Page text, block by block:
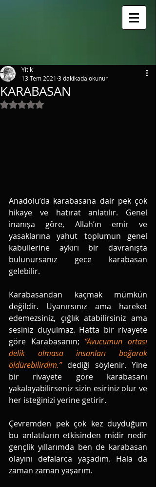
KARABASAN
Yitik
13 Tem 2021 3 dakikada okunur
5 üzerinden NaN yıldız
Anadolu’da karabasana dair pek çok
hikaye ve hatırat anlatılır. Genel
inanışa göre, Allah’ın emir ve
yasaklarına yahut toplumun genel
kabullerine aykırı bir davranışta
bulunursanız gece karabasan
gelebilir.
Karabasandan kaçmak mümkün
değildir. Uyanırsınız ama hareket
edemezsiniz, çığlık atabilirsiniz ama
sesiniz duyulmaz. Hatta bir rivayete
göre Karabasanın; “Avucumun ortası
delik olmasa insanları boğarak
öldürebilirdim.” dediği söylenir. Yine
bir rivayete göre karabasanı
yakalayabilirseniz sizin esiriniz olur ve
her isteğinizi yerine getirir.
Çevremden pek çok kez duyduğum
bu anlatıların etkisinden midir nedir
gençlik yıllarımda ben de karabasan
olayını defalarca yaşadım. Hala da
zaman zaman yaşarım.